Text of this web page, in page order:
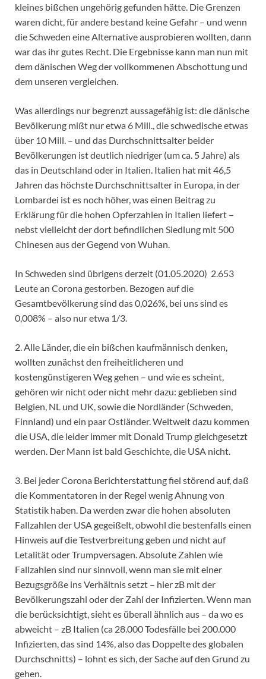
kleines bißchen ungehörig gefunden hätte. Die Grenzen
waren dicht, für andere bestand keine Gefahr – und wenn
die Schweden eine Alternative ausprobieren wollten, dann
war das ihr gutes Recht. Die Ergebnisse kann man nun mit
dem dänischen Weg der vollkommenen Abschottung und
dem unseren vergleichen.
Was allerdings nur begrenzt aussagefähig ist: die dänische
Bevölkerung mißt nur etwa 6 Mill., die schwedische etwas
über 10 Mill. – und das Durchschnittsalter beider
Bevölkerungen ist deutlich niedriger (um ca. 5 Jahre) als
das in Deutschland oder in Italien. Italien hat mit 46,5
Jahren das höchste Durchschnittsalter in Europa, in der
Lombardei ist es noch höher, was einen Beitrag zu
Erklärung für die hohen Opferzahlen in Italien liefert –
nebst vielleicht der dort befindlichen Siedlung mit 500
Chinesen aus der Gegend von Wuhan.
In Schweden sind übrigens derzeit (01.05.2020) 2.653
Leute an Corona gestorben. Bezogen auf die
Gesamtbevölkerung sind das 0,026%, bei uns sind es
0,008% – also nur etwa 1/3.
2. Alle Länder, die ein bißchen kaufmännisch denken,
wollten zunächst den freiheitlicheren und
kostengünstigeren Weg gehen – und wie es scheint,
gehören wir nicht oder nicht mehr dazu: geblieben sind
Belgien, NL und UK, sowie die Nordländer (Schweden,
Finnland) und ein paar Ostländer. Weltweit dazu kommen
die USA, die leider immer mit Donald Trump gleichgesetzt
werden. Der Mann ist bald Geschichte, die USA nicht.
3. Bei jeder Corona Berichterstattung fiel störend auf, daß
die Kommentatoren in der Regel wenig Ahnung von
Statistik haben. Da werden zwar die hohen absoluten
Fallzahlen der USA gegeißelt, obwohl die bestenfalls einen
Hinweis auf die Testverbreitung geben und nicht auf
Letalität oder Trumpversagen. Absolute Zahlen wie
Fallzahlen sind nur sinnvoll, wenn man sie mit einer
Bezugsgröße ins Verhältnis setzt – hier zB mit der
Bevölkerungszahl oder der Zahl der Infizierten. Wenn man
die berücksichtigt, sieht es überall ähnlich aus – da wo es
abweicht – zB Italien (ca 28.000 Todesfälle bei 200.000
Infizierten, das sind 14%, also das Doppelte des globalen
Durchschnitts) – lohnt es sich, der Sache auf den Grund zu
gehen.